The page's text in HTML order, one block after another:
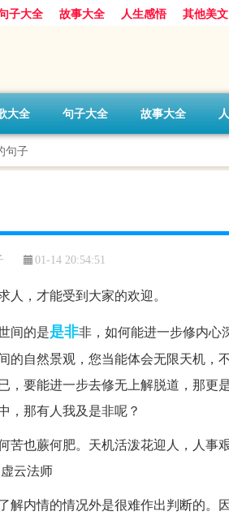
子大全 故事大全 人生感悟 其他美文
大全 句子大全 故事大全
句子
01-14 20:54:51
，才能受到大家的欢迎。
间的是是非非，如何能进一步修内心
的自然景观，您当能体会无限天机，
，要能进一步去修无上解脱道，那
，那有人我及是非呢？
苦也蕨何肥。天机活泼花迎人，人
云法师
解内情的情况外是很难作出判断的。